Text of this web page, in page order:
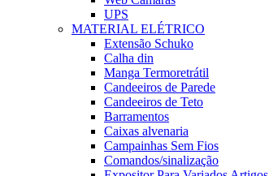
UPS
MATERIAL ELÉTRICO
Extensão Schuko
Calha din
Manga Termoretrátil
Candeeiros de Parede
Candeeiros de Teto
Barramentos
Caixas alvenaria
Campainhas Sem Fios
Comandos/sinalização